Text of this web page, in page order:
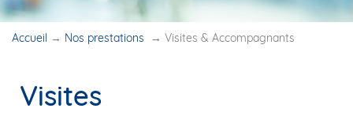
Accueil → Nos prestations → Visites & Accompagnants
Visites